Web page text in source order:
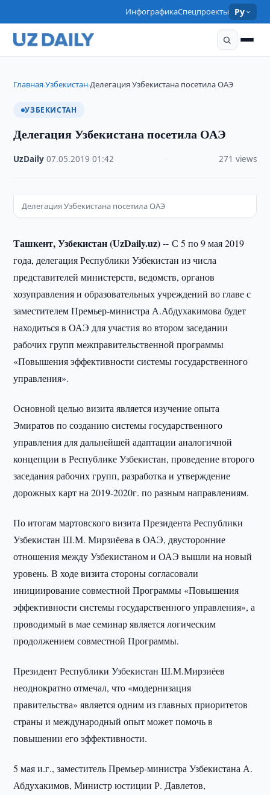
ИнфографикаСпецпроекты Ру
Главная›Узбекистан›Делегация Узбекистана посетила ОАЭ
УЗБЕКИСТАН
Делегация Узбекистана посетила ОАЭ
UzDaily ·07.05.2019 ·01:42 271 views
Делегация Узбекистана посетила ОАЭ
Ташкент, Узбекистан (UzDaily.uz) --С 5 по 9 мая 2019
года, делегация Республики Узбекистан из числа
представителей министерств, ведомств, органов
хозуправления и образовательных учреждений во главе с
заместителем Премьер-министра А.Абдухакимова будет
находиться в ОАЭ для участия во втором заседании
рабочих групп межправительственной программы
«Повышения эффективности системы государственного
управления».
Основной целью визита является изучение опыта
Эмиратов по созданию системы государственного
управления для дальнейшей адаптации аналогичной
концепции в Республике Узбекистан, проведение второго
заседания рабочих групп, разработка и утверждение
дорожных карт на 2019-2020г. по разным направлениям.
По итогам мартовского визита Президента Республики
Узбекистан Ш.М. Мирзиёева в ОАЭ, двусторонние
отношения между Узбекистаном и ОАЭ вышли на новый
уровень. В ходе визита стороны согласовали
инициирование совместной Программы «Повышения
эффективности системы государственного управления», а
проводимый в мае семинар является логическим
продолжением совместной Программы.
Президент Республики Узбекистан Ш.М.Мирзиёев
неоднократно отмечал, что «модернизация
правительства» является одним из главных приоритетов
страны и международный опыт может помочь в
повышении его эффективности.
5 мая и.г., заместитель Премьер-министра Узбекистана А.
Абдухакимов, Министр юстиции Р. Давлетов,